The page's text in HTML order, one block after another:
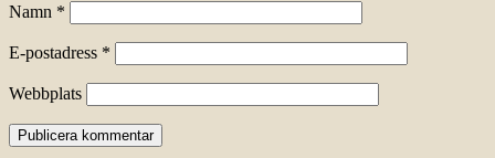
Namn *
E-postadress *
Webbplats